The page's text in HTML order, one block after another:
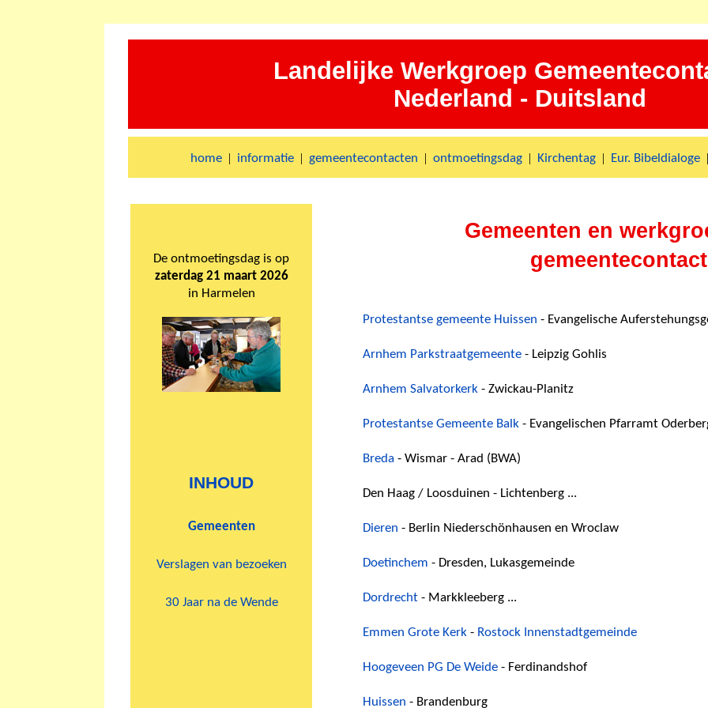
Landelijke Werkgroep
Nederland - Duitsland
home | informatie | gemeentecontacten | ontmoetingsdag | Kirchentag | Eur. Bibeldialoge
De ontmoetingsdag is op
zaterdag 21 maart 2026
in Harmelen
INHOUD
Gemeenten
Verslagen van bezoeken
30 Jaar na de Wende
Gemeenten en
Protestantse gemeente Huissen - Evangelische
Arnhem Parkstraatgemeente - Leipzig Gohlis
Arnhem Salvatorkerk - Zwickau-Planitz
Protestantse Gemeente Balk - Evangelischen Pfarramt
Breda - Wismar - Arad (BWA)
Den Haag / Loosduinen - Lichtenberg ...
Dieren - Berlin Niederschönhausen en Wroclaw
Doetinchem - Dresden, Lukasgemeinde
Dordrecht - Markkleeberg ...
Emmen Grote Kerk - Rostock Innenstadtgemeinde
Hoogeveen PG De Weide - Ferdinandshof
Huissen - Brandenburg